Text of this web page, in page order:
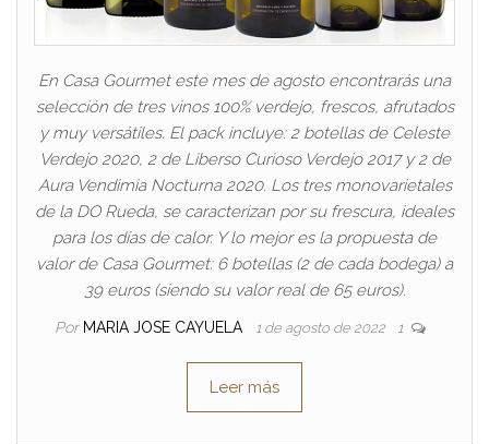
En Casa Gourmet este mes de agosto encontrarás una
selección de tres vinos 100% verdejo, frescos, afrutados
y muy versátiles. El pack incluye: 2 botellas de Celeste
Verdejo 2020, 2 de Liberso Curioso Verdejo 2017 y 2 de
Aura Vendimia Nocturna 2020. Los tres monovarietales
de la DO Rueda, se caracterizan por su frescura, ideales
para los días de calor. Y lo mejor es la propuesta de
valor de Casa Gourmet: 6 botellas (2 de cada bodega) a
39 euros (siendo su valor real de 65 euros).
Por MARIA JOSE CAYUELA 1 de agosto de 2022 1
Leer más